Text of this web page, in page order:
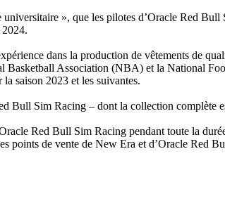
», que les pilotes d’Oracle Red
dans la production de vêtements de
Basketball Association (NBA) et la National
saison 2023 et les suivantes.
Bull Sim Racing – dont la collection complète
Red Bull Sim Racing pendant toute la
points de vente de New Era et d’Oracle Red